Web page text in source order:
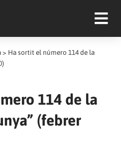
> Ha sortit el número 114 de la
114 de la
(febrer